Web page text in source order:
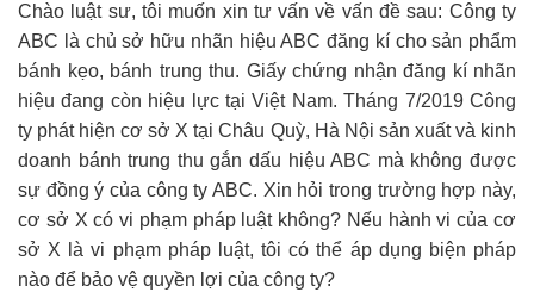
Chào luật sư, tôi muốn xin tư vấn về vấn đề sau: Công ty
ABC là chủ sở hữu nhãn hiệu ABC đăng kí cho sản phẩm
bánh kẹo, bánh trung thu. Giấy chứng nhận đăng kí nhãn
hiệu đang còn hiệu lực tại Việt Nam. Tháng 7/2019 Công
ty phát hiện cơ sở X tại Châu Quỳ, Hà Nội sản xuất và kinh
doanh bánh trung thu gắn dấu hiệu ABC mà không được
sự đồng ý của công ty ABC. Xin hỏi trong trường hợp này,
cơ sở X có vi phạm pháp luật không? Nếu hành vi của cơ
sở X là vi phạm pháp luật, tôi có thể áp dụng biện pháp
nào để bảo vệ quyền lợi của công ty?